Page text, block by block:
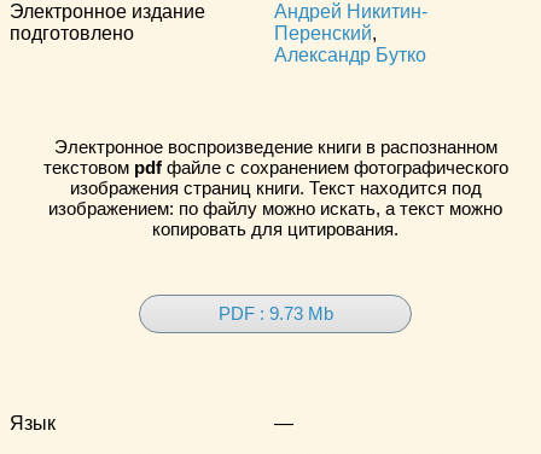
Электронное издание
подготовлено
Андрей Никитин-
Перенский,
Александр Бутко
Электронное воспроизведение книги в распознанном
текстовом pdfфайле с сохранением фотографического
изображения страниц книги. Текст находится под
изображением: по файлу можно искать, а текст можно
копировать для цитирования.
PDF : 9.73 Mb
Язык —